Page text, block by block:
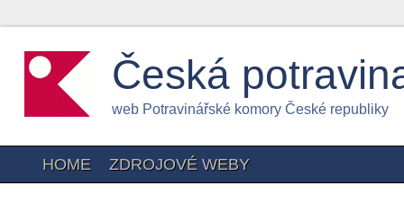
Česká
web Potravinářské komory České republiky
HOME ZDROJOVÉ WEBY